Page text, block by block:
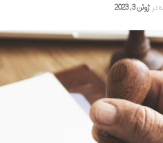
در ژوئن 3, 2023